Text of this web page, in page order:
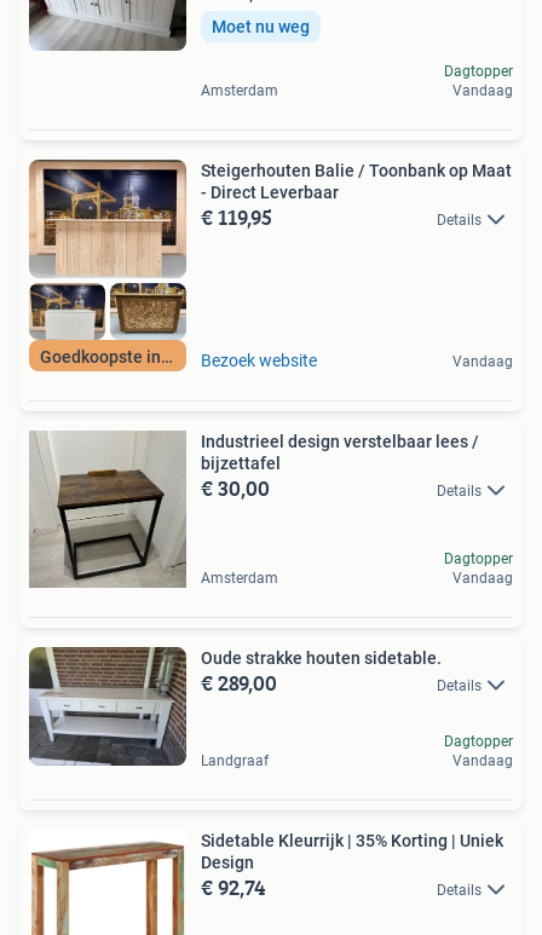
Moet nu weg
Amsterdam
Dagtopper
Vandaag
Goedkoopste in NL!
Steigerhouten Balie / Toonbank op Maat
- Direct Leverbaar
€ 119,95 Details
Bezoek website Vandaag
Industrieel design verstelbaar lees /
bijzettafel
€ 30,00 Details
Amsterdam
Dagtopper
Vandaag
Oude strakke houten sidetable.
€ 289,00 Details
Landgraaf
Dagtopper
Vandaag
Sidetable Kleurrijk | 35% Korting | Uniek
Design
€ 92,74 Details